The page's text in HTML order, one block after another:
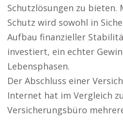
Schutzlösungen zu bieten.
Schutz wird sowohl in
Aufbau finanzieller
investiert, ein echter
Lebensphasen.
Der Abschluss einer
Internet hat im Vergleich
Versicherungsbüro